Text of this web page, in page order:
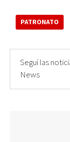
PATRONATO
Seguí las
News